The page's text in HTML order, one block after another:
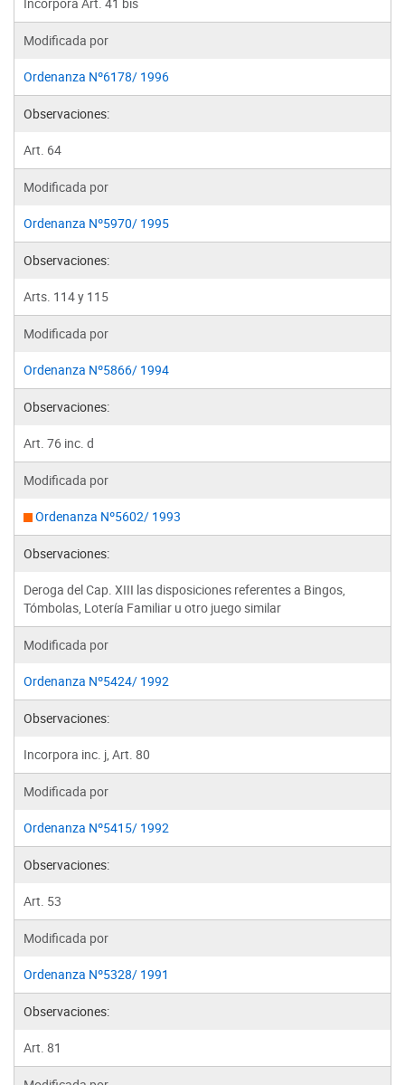
Modificada por
Ordenanza Nº6178/ 1996
Observaciones:
Art. 64
Modificada por
Ordenanza Nº5970/ 1995
Observaciones:
Arts. 114 y 115
Modificada por
Ordenanza Nº5866/ 1994
Observaciones:
Art. 76 inc. d
Modificada por
Ordenanza Nº5602/ 1993
Observaciones:
Deroga del Cap. XIII las disposiciones referentes a Bingos,
Tómbolas, Lotería Familiar u otro juego similar
Modificada por
Ordenanza Nº5424/ 1992
Observaciones:
Incorpora inc. j, Art. 80
Modificada por
Ordenanza Nº5415/ 1992
Observaciones:
Art. 53
Modificada por
Ordenanza Nº5328/ 1991
Observaciones:
Art. 81